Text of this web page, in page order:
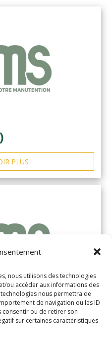
nous utilisons des technologies
ou accéder aux informations des
nous permettra de
de navigation ou les ID
consentir ou de retirer son
sur certaines caractéristiques
PLUS